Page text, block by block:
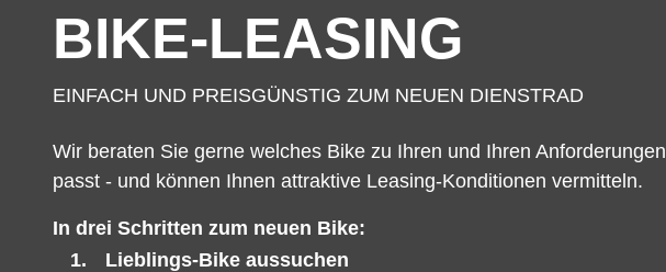
BIKE-LEASING
EINFACH UND PREISGÜNSTIG ZUM NEUEN DIENSTRAD
Wir beraten Sie gerne welches Bike zu Ihren und Ihren Anforderungen
passt - und können Ihnen attraktive Leasing-Konditionen vermitteln.
In drei Schritten zum neuen Bike:
Lieblings-Bike aussuchen